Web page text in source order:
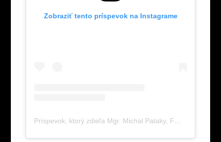
Zobraziť tento príspevok na Instagrame
Príspevok, ktorý zdieľa Mgr. Michal Pataky, FMSC, PN1 (@michalpataky)